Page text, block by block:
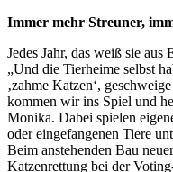
Immer mehr Streuner,
Jedes Jahr, das weiß sie aus
„Und die Tierheime selbst
‚zahme Katzen‘,
kommen wir ins Spiel und
Monika. Dabei spielen
oder eingefangenen Tiere
Beim anstehenden Bau
Katzenrettung bei der